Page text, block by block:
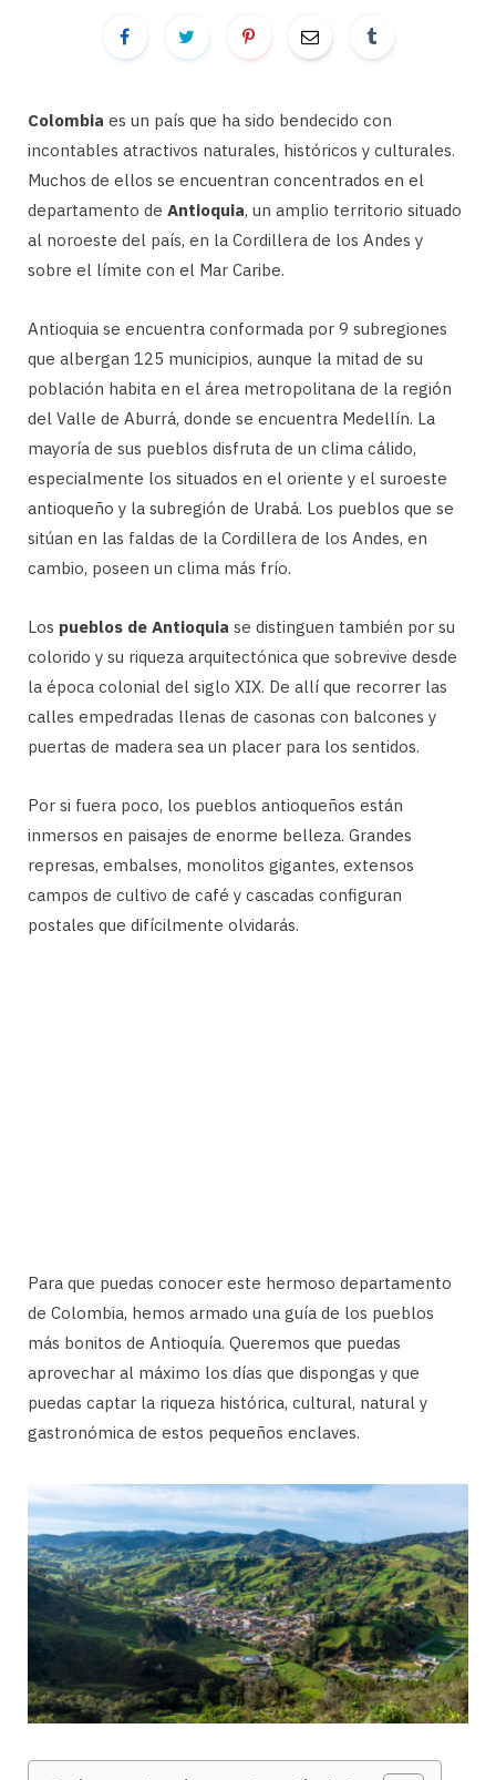
Colombia es un país que ha sido bendecido con
incontables atractivos naturales, históricos y culturales.
Muchos de ellos se encuentran concentrados en el
departamento de Antioquia, un amplio territorio situado
al noroeste del país, en la Cordillera de los Andes y
sobre el límite con el Mar Caribe.
Antioquia se encuentra conformada por 9 subregiones
que albergan 125 municipios, aunque la mitad de su
población habita en el área metropolitana de la región
del Valle de Aburrá, donde se encuentra Medellín. La
mayoría de sus pueblos disfruta de un clima cálido,
especialmente los situados en el oriente y el suroeste
antioqueño y la subregión de Urabá. Los pueblos que se
sitúan en las faldas de la Cordillera de los Andes, en
cambio, poseen un clima más frío.
Los pueblos de Antioquia se distinguen también por su
colorido y su riqueza arquitectónica que sobrevive desde
la época colonial del siglo XIX. De allí que recorrer las
calles empedradas llenas de casonas con balcones y
puertas de madera sea un placer para los sentidos.
Por si fuera poco, los pueblos antioqueños están
inmersos en paisajes de enorme belleza. Grandes
represas, embalses, monolitos gigantes, extensos
campos de cultivo de café y cascadas configuran
postales que difícilmente olvidarás.
Para que puedas conocer este hermoso departamento
de Colombia, hemos armado una guía de los pueblos
más bonitos de Antioquía. Queremos que puedas
aprovechar al máximo los días que dispongas y que
puedas captar la riqueza histórica, cultural, natural y
gastronómica de estos pequeños enclaves.